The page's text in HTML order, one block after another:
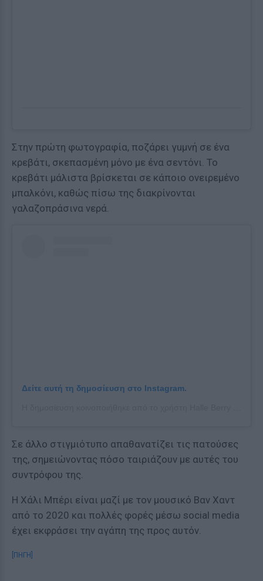
Στην πρώτη φωτογραφία, ποζάρει γuμνή σε ένα
κρεβάτι, σκεπασμένη μόνο με ένα σεντόνι. Το
κρεβάτι μάλιστα βρίσκεται σε κάποιο ονειρεμένο
μπαλκόνι, καθώς πίσω της διακρίνονται
γαλαζοπράσινα νερά.
Δείτε αυτή τη δημοσίευση στο Instagram.
Σε άλλο στιγμιότυπο απαθανατίζει τις πατούσες
της, σημειώνοντας πόσο ταιριάζουν με αυτές του
συντρόφου της.
Η Χάλι Μπέρι είναι μαζί με τον μουσικό Βαν Χαντ
από το 2020 και πολλές φορές μέσω social media
έχει εκφράσει την αγάπη της προς αυτόν.
[ΠΗΓΗ]